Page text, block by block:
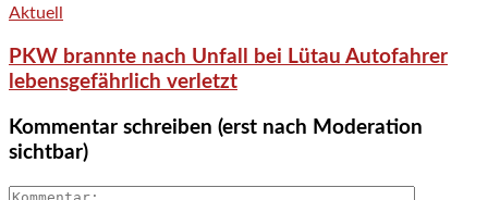
Aktuell
PKW brannte nach Unfall bei Lütau Autofahrer
lebensgefährlich verletzt
Kommentar schreiben (erst nach Moderation
sichtbar)